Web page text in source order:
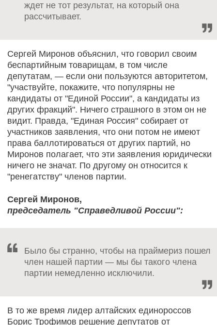
ждет не тот результат, на который она
рассчитывает.
Сергей Миронов объяснил, что говорил своим
беспартийным товарищам, в том числе
депутатам, — если они пользуются авторитетом,
"участвуйте, покажите, что популярны не
кандидаты от "Единой России", а кандидаты из
других фракций". Ничего страшного в этом он не
видит. Правда, "Единая Россия" собирает от
участников заявления, что они потом не имеют
права баллотироваться от других партий, но
Миронов полагает, что эти заявления юридически
ничего не значат. По другому он относится к
"ренегатству" членов партии.
Сергей Миронов,
председатель "Справедливой России":
Было бы странно, чтобы на праймериз пошел
член нашей партии — мы бы такого члена
партии немедленно исключили.
В то же время лидер алтайских единороссов
Борис Трофимов решение депутатов от